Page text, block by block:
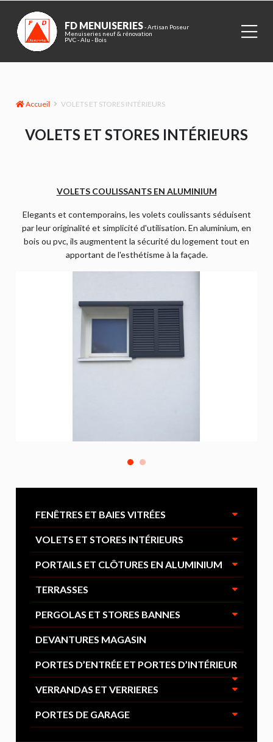
FD MENUISERIES- Artisan Poseur
Menuiseries neuf & rénovation
PVC - Alu - Bois
Accueil VOLETS ET STORES INTÉRIEURS
VOLETS ET STORES INTÉRIEURS
VOLETS COULISSANTS EN ALUMINIUM
Elegants et contemporains, les volets coulissants séduisent
par leur originalité et simplicité d'utilisation. En aluminium, en
bois ou pvc, ils augmentent la sécurité du logement tout en
apportant de l'esthétisme à la façade.
FENÊTRES ET BAIES VITRÉES
VOLETS ET STORES INTÉRIEURS
PORTAILS ET CLÔTURES EN ALUMINIUM
TERRASSES
PERGOLAS ET STORES BANNES
DEVANTURES MAGASIN
PORTES D’ENTRÉE ET PORTES D’INTÉRIEUR
VERRANDAS ET VERRIERES
PORTES DE GARAGE